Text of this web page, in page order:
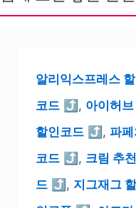
알리익스프레스
코드 ⤴ , 아이허
할인코드 ⤴ , 파
코드 ⤴ , 크림 추
드 ⤴ , 지그재그